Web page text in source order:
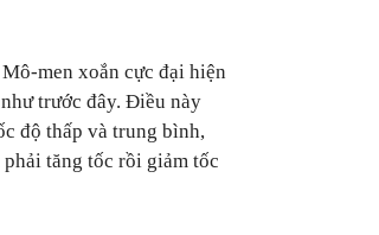
men xoắn cực đại hiện
trước đây. Điều này
độ thấp và trung bình,
tăng tốc rồi giảm tốc